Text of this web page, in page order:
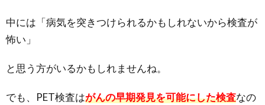
中には「病気を突きつけられるかもしれないから検査が
怖い」
と思う方がいるかもしれませんね。
でも、PET検査はがんの早期発見を可能にした検査なの